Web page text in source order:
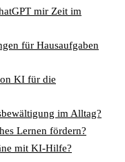
mir Zeit im
für Hausaufgaben
KI für die
im Alltag?
Lernen fördern?
mit KI-Hilfe?